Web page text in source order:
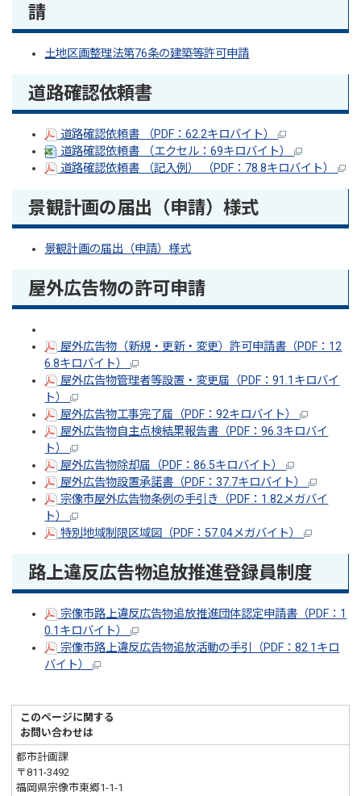
請
土地区画整理法第76条の建築等許可申請
道路確認依頼書
道路確認依頼書 （PDF：62.2キロバイト）
道路確認依頼書 （エクセル：69キロバイト）
道路確認依頼書 （記入例） （PDF：78.8キロバイト）
景観計画の届出（申請）様式
景観計画の届出（申請）様式
屋外広告物の許可申請
屋外広告物（新規・更新・変更）許可申請書（PDF：12
6.8キロバイト）
屋外広告物管理者等設置・変更届（PDF：91.1キロバイ
ト）
屋外広告物工事完了届（PDF：92キロバイト）
屋外広告物自主点検結果報告書（PDF：96.3キロバイ
ト）
屋外広告物除却届（PDF：86.5キロバイト）
屋外広告物設置承諾書（PDF：37.7キロバイト）
宗像市屋外広告物条例の手引き（PDF：1.82メガバイ
ト）
特別地域制限区域図（PDF：57.04メガバイト）
路上違反広告物追放推進登録員制度
宗像市路上違反広告物追放推進団体認定申請書（PDF：1
0.1キロバイト）
宗像市路上違反広告物追放活動の手引（PDF：82.1キロ
バイト）
このページに関する
お問い合わせは
都市計画課
〒811-3492
福岡県宗像市東郷1-1-1